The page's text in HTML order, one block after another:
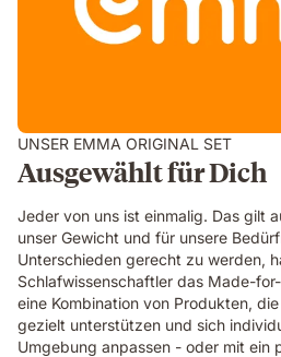
UNSER EMMA ORIGINAL SET
Ausgewählt für Dich
Jeder von uns ist einmalig. Das gilt
unser Gewicht und für unsere
Unterschieden gerecht zu werden,
Schlafwissenschaftler das Made-
eine Kombination von Produkten,
gezielt unterstützen und sich
Umgebung anpassen - oder mit ein